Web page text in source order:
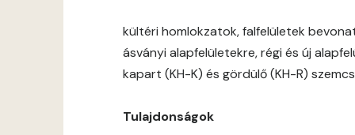
kültéri homlokzatok, falfelületek
ásványi alapfelületekre, régi és új
kapart (KH-K) és gördülő (KH-R)
Tulajdonságok